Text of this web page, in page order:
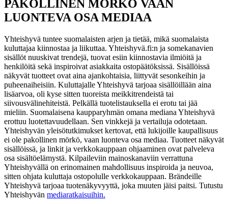
PAKOLLINEN MÖRKÖ VAAN
LUONTEVA OSA MEDIAA
Yhteishyvä tuntee suomalaisten arjen ja tietää, mikä suomalaista
kuluttajaa kiinnostaa ja liikuttaa. Yhteishyvä.fi:n ja somekanavien
sisällöt nuuskivat trendejä, tuovat esiin kiinnostavia ilmiöitä ja
henkilöitä sekä inspiroivat asiakkaita ostopäätöksissä. Sisällöissä
näkyvät tuotteet ovat aina ajankohtaisia, liittyvät sesonkeihin ja
puheenaiheisiin. Kuluttajalle Yhteishyvä tarjoaa sisällöillään aina
lisäarvoa, oli kyse sitten tuoreista meikkitrendeistä tai
siivousvälinehiteistä. Pelkällä tuotelistauksella ei erotu tai jää
mieliin. Suomalaisena kaupparyhmän omana mediana Yhteishyvä
erottuu luotettavuudellaan. Sen vinkkejä ja vertailuja odotetaan.
Yhteishyvän yleisötutkimukset kertovat, että lukijoille kaupallisuus
ei ole pakollinen mörkö, vaan luonteva osa mediaa. Tuotteet näkyvät
sisällöissä, ja linkit ja verkkokauppaan ohjaaminen ovat palveleva
osa sisältöelämystä. Kilpaileviin mainoskanaviin verrattuna
Yhteishyvällä on erinomainen mahdollisuus inspiroida ja neuvoa,
sitten ohjata kuluttaja ostopolulle verkkokauppaan. Brändeille
Yhteishyvä tarjoaa tuotenäkyvyyttä, joka muuten jäisi paitsi. Tutustu
Yhteishyvän mediaratkaisuihin.